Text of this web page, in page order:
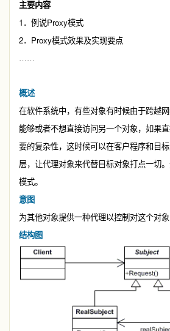
主要内容
1 ．例说Proxy模式
2． Proxy模式效果及实现要点
……
概述
在软件系统中，有些对象有时候由于跨越
能够或者不想直接访问另一个对象，如果
要的复杂性，这时候可以在客户程序和目
层，让代理对象来代替目标对象打点一切
模式。
意图
为其他对象提供一种代理以控制对这个对象
结构图